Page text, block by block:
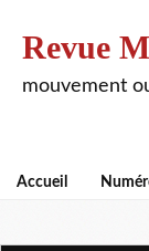
Revue
mouvement
Accueil